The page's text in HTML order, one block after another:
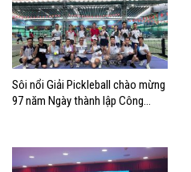
Sôi nổi Giải Pickleball chào mừng
97 năm Ngày thành lập Công